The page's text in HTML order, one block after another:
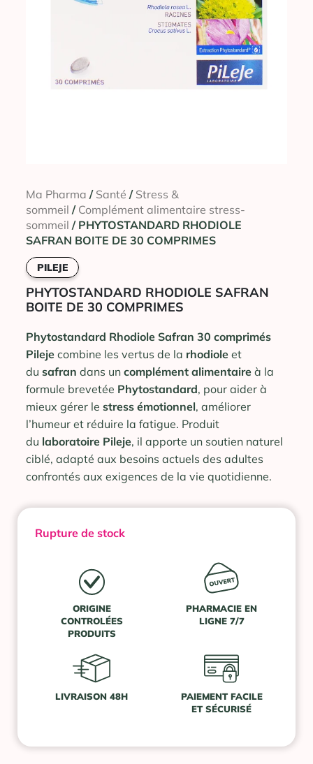
Ma Pharma / Santé / Stress &
sommeil / Complément alimentaire stress-
sommeil / PHYTOSTANDARD RHODIOLE
SAFRAN BOITE DE 30 COMPRIMES
PILEJE
PHYTOSTANDARD RHODIOLE SAFRAN
BOITE DE 30 COMPRIMES
Phytostandard Rhodiole Safran 30 comprimés
Pileje combine les vertus de la rhodiole et
du safran dans un complément alimentaire à la
formule brevetée Phytostandard, pour aider à
mieux gérer le stress émotionnel, améliorer
l’humeur et réduire la fatigue. Produit
du laboratoire Pileje, il apporte un soutien naturel
ciblé, adapté aux besoins actuels des adultes
confrontés aux exigences de la vie quotidienne.
Rupture de stock
ORIGINE
CONTROLÉES
PRODUITS
PHARMACIE EN
LIGNE 7/7
LIVRAISON 48H
PAIEMENT FACILE
ET SÉCURISÉ